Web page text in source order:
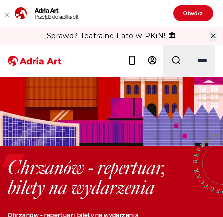
Adria Art
Przejdź do aplikacji Otwórz
Sprawdź Teatralne Lato w PKiN! 🏛️
Szukaj
Chrzanów - repertuar,
bilety na wydarzenia
Chrzanów - repertuar i bilety na wydarzenia